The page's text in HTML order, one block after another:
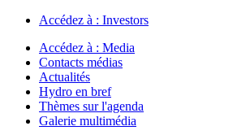
Accédez à : Investors
Accédez à : Media
Contacts médias
Actualités
Hydro en bref
Thèmes sur l'agenda
Galerie multimédia